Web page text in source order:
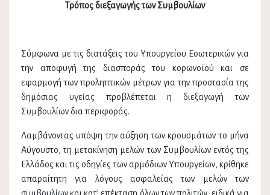
Τρόπος διεξαγωγής των Συμβουλίων
Σύμφωνα με τις διατάξεις του Υπουργείου Εσωτερικών για
την αποφυγή της διασποράς του κορωνοϊού και σε
εφαρμογή των προληπτικών μέτρων για την προστασία της
δημόσιας υγείας προβλέπεται η διεξαγωγή των
Συμβουλίων δια περιφοράς.
Λαμβάνοντας υπόψη την αύξηση των κρουσμάτων το μήνα
Αύγουστο, τη μετακίνηση μελών των Συμβουλίων εντός της
Ελλάδος και τις οδηγίες των αρμόδιων Υπουργείων, κρίθηκε
απαραίτητη για λόγους ασφαλείας των μελών των